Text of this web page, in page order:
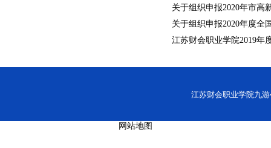
关于组织申报2020年市高
关于组织申报2020年度全
江苏财会职业学院2019年
江苏财会职业学院九
网站地图